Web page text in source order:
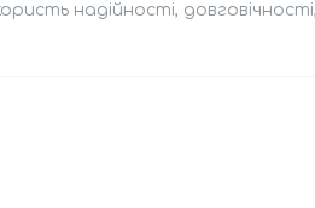
надійності,